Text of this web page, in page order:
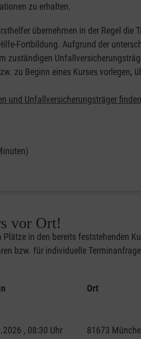
zu erhalten.
übernehmen in der Regel die
Fortbildung. Aufgrund der
zuständigen
zu Beginn eines Kurses vorlegen,
und Unfallversicherungsträger
vor Ort!
in den bereits feststehenden
bzw. für individuelle
Ort
, 08:30 Uhr 81673